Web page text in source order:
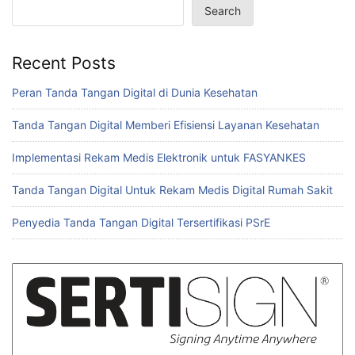
b
o
k
A dI
Search
Recent Posts
Peran Tanda Tangan Digital di Dunia Kesehatan
Tanda Tangan Digital Memberi Efisiensi Layanan Kesehatan
Implementasi Rekam Medis Elektronik untuk FASYANKES
Tanda Tangan Digital Untuk Rekam Medis Digital Rumah Sakit
Penyedia Tanda Tangan Digital Tersertifikasi PSrE